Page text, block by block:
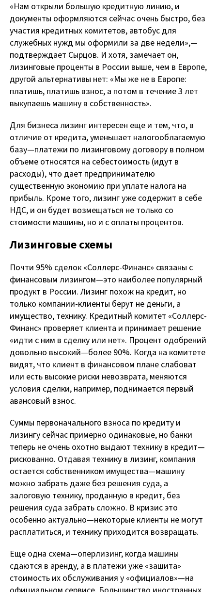
«Нам открыли большую кредитную линию, и
документы оформляются сейчас очень быстро, без
участия кредитных комитетов, автобус для
служебных нужд мы оформили за две недели», —
подтверждает Сырцов. И хотя, замечает он,
лизинговые проценты в России выше, чем в Европе,
другой альтернативы нет: «Мы же не в Европе:
платишь, платишь взнос, а потом в течение 3 лет
выкупаешь машину в собственность».
Для бизнеса лизинг интересен еще и тем, что, в
отличие от кредита, уменьшает налогооблагаемую
базу — платежи по лизинговому договору в полном
объеме относятся на себестоимость (идут в
расходы), что дает предпринимателю
существенную экономию при уплате налога на
прибыль. Кроме того, лизинг уже содержит в себе
НДС, и он будет возмещаться не только со
стоимости машины, но и с оплаты процентов.
Лизинговые схемы
Почти 95% сделок «Соллерс-Финанс» связаны с
финансовым лизингом — это наиболее популярный
продукт в России. Лизинг похож на кредит, но
только компании-клиенты берут не деньги, а
имущество, технику. Кредитный комитет «Соллерс-
Финанс» проверяет клиента и принимает решение
«идти с ним в сделку или нет». Процент одобрений
довольно высокий — более 90%. Когда на комитете
видят, что клиент в финансовом плане слабоват
или есть высокие риски невозврата, меняются
условия сделки, например, поднимается первый
авансовый взнос.
Суммы первоначального взноса по кредиту и
лизингу сейчас примерно одинаковые, но банки
теперь не очень охотно выдают технику в кредит —
рискованно. Отдавая технику в лизинг, компания
остается собственником имущества — машину
можно забрать даже без решения суда, а
залоговую технику, проданную в кредит, без
решения суда забрать сложно. В кризис это
особенно актуально — некоторые клиенты не могут
расплатиться, и технику приходится возвращать.
Еще одна схема — оперлизинг, когда машины
сдаются в аренду, а в платежи уже «зашита»
стоимость их обслуживания у «официалов» — на